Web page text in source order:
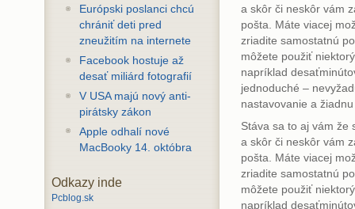
Európski poslanci chcú
chrániť deti pred
zneužitím na internete
Facebook hostuje až
desať miliárd fotografií
V USA majú nový anti-
pirátsky zákon
Apple odhalí nové
MacBooky 14. októbra
Odkazy inde
Pcblog.sk
a skôr či neskôr vám
pošta. Máte viacej
zriadite samostatnú
môžete použiť
napríklad
jednoduché –
nastavovanie a
Stáva sa to aj vám že
a skôr či neskôr vám
pošta. Máte viacej
zriadite samostatnú
môžete použiť
napríklad